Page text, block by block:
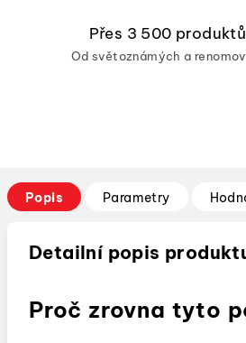
Přes 3 500
Od světoznámých a
Popis Parametry
Detailní popis
Proč zrovna tyto